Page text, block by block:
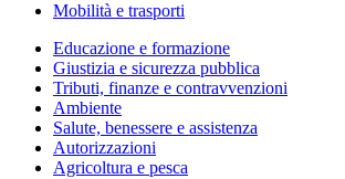
Mobilità e trasporti
Educazione e formazione
Giustizia e sicurezza pubblica
Tributi, finanze e contravvenzioni
Ambiente
Salute, benessere e assistenza
Autorizzazioni
Agricoltura e pesca